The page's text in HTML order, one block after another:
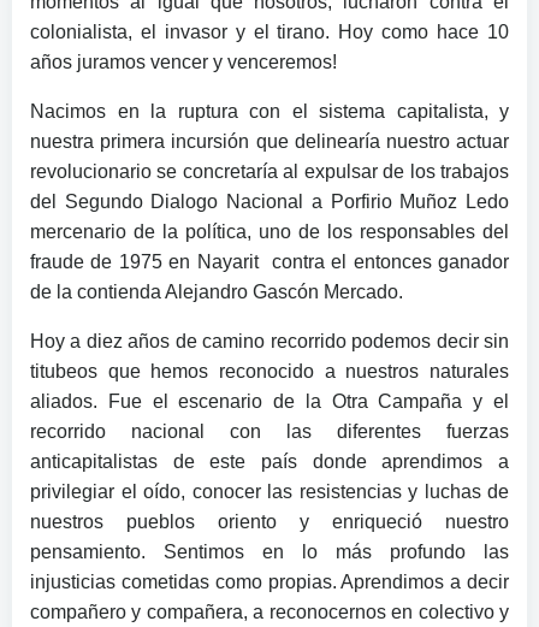
colonialista, el invasor y el tirano. Hoy como hace 10
años juramos vencer y venceremos!
Nacimos en la ruptura con el sistema capitalista, y
nuestra primera incursión que delinearía nuestro actuar
revolucionario se concretaría al expulsar de los trabajos
del Segundo Dialogo Nacional a Porfirio Muñoz Ledo
mercenario de la política, uno de los responsables del
fraude de 1975 en Nayarit contra el entonces ganador
de la contienda Alejandro Gascón Mercado.
Hoy a diez años de camino recorrido podemos decir sin
titubeos que hemos reconocido a nuestros naturales
aliados. Fue el escenario de la Otra Campaña y el
recorrido nacional con las diferentes fuerzas
anticapitalistas de este país donde aprendimos a
privilegiar el oído, conocer las resistencias y luchas de
nuestros pueblos oriento y enriqueció nuestro
pensamiento. Sentimos en lo más profundo las
injusticias cometidas como propias. Aprendimos a decir
compañero y compañera, a reconocernos en colectivo y